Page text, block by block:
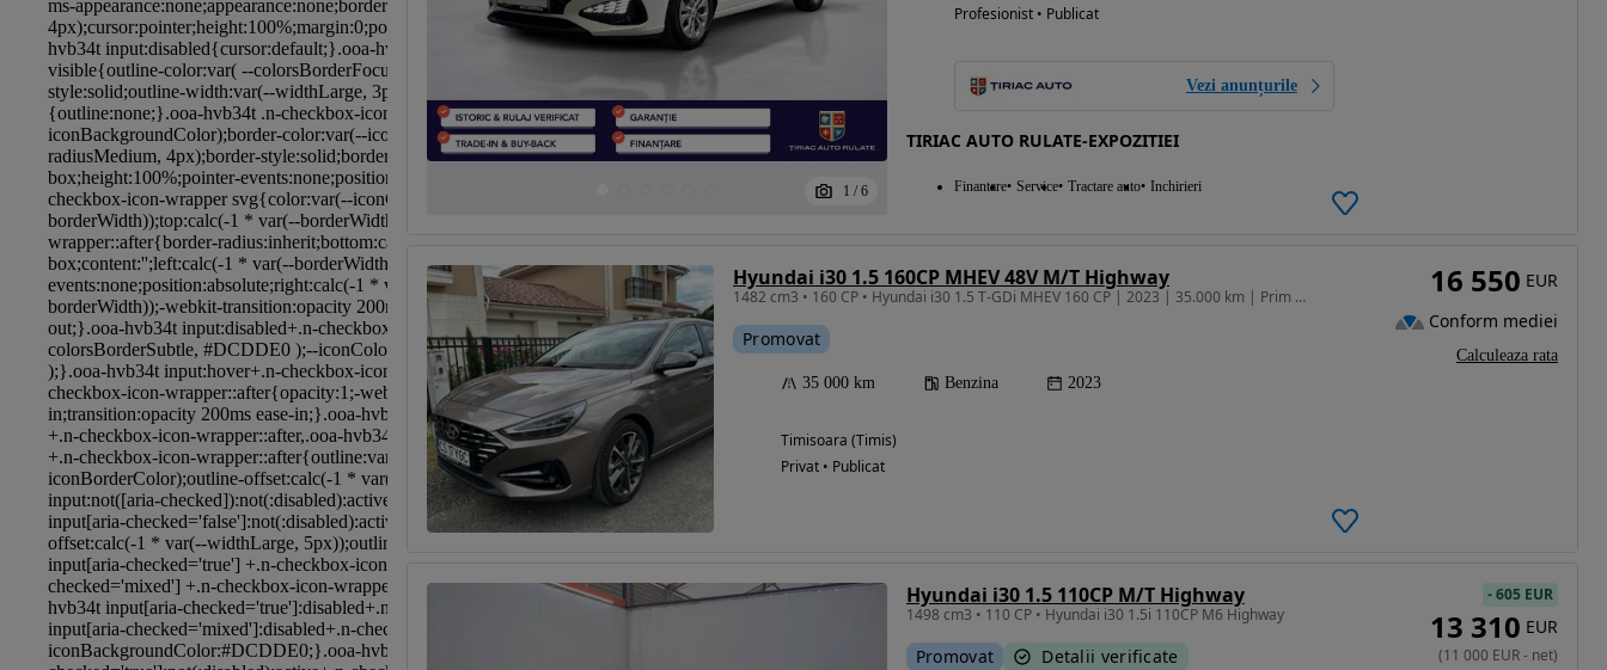
1 / 6
Profesionist • Publicat
Vezi anunțurile
TIRIAC AUTO RULATE-EXPOZITIEI
Finantare Service Tractare auto Inchirieri
Hyundai i30 1.5 160CP MHEV 48V M/T Highway
1482 cm3 • 160 CP • Hyundai i30 1.5 T-GDi MHEV 160 CP | 2023 | 35.000 km | Prim proprietar
Promovat
35 000 km Benzina 2023
Timisoara (Timis)
Privat • Publicat
16 550 EUR
Conform mediei
Calculeaza rata
Hyundai i30 1.5 110CP M/T Highway
1498 cm3 • 110 CP • Hyundai i30 1.5i 110CP M6 Highway
Promovat Detalii verificate
-605 EUR
13 310 EUR
(11 000 EUR- net)